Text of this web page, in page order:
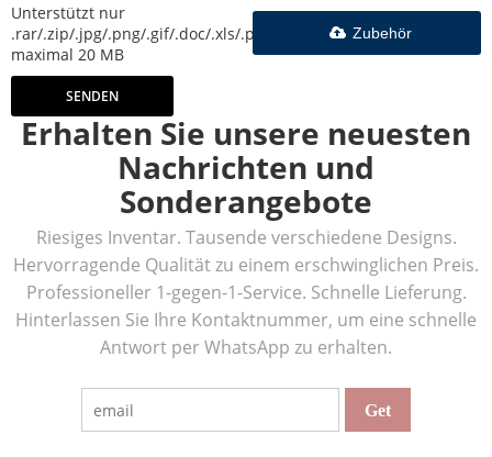
Unterstützt nur
.rar/.zip/.jpg/.png/.gif/.doc/.xls/.pdf,
maximal 20 MB
Zubehör
SENDEN
Erhalten Sie unsere neuesten
Nachrichten und
Sonderangebote
Riesiges Inventar. Tausende verschiedene Designs.
Hervorragende Qualität zu einem erschwinglichen Preis.
Professioneller 1-gegen-1-Service. Schnelle Lieferung.
Hinterlassen Sie Ihre Kontaktnummer, um eine schnelle
Antwort per WhatsApp zu erhalten.